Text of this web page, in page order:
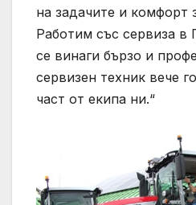
на задачите и комфорт
Работим със сервиза в
се винаги бързо и
сервизен техник вече
част от екипа ни.“